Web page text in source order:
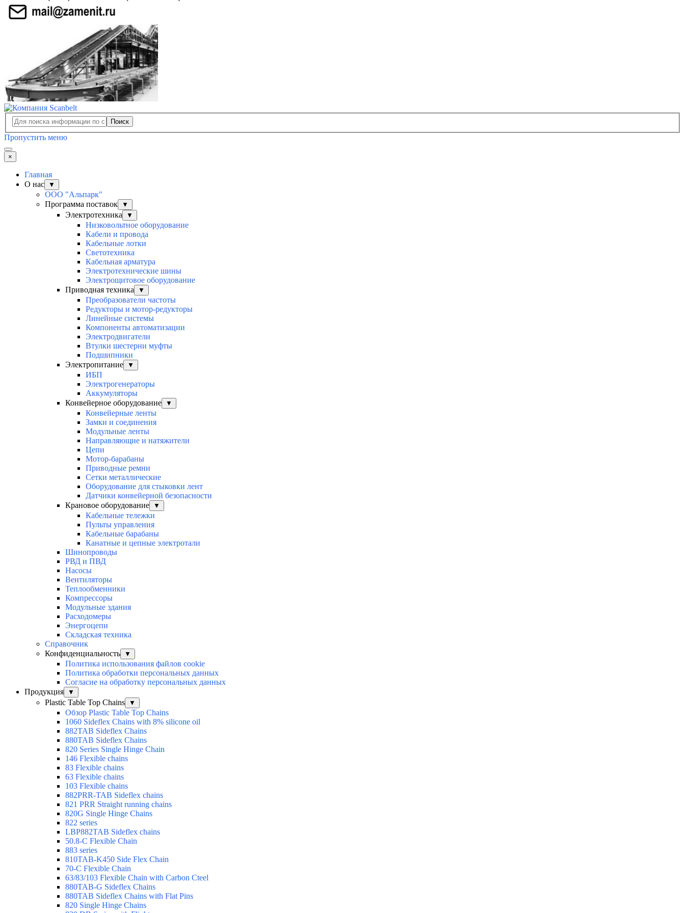
Поиск
Пропустить меню
×
Главная
О нас
▼
ООО "Альпарк"
Программа поставок
▼
Электротехника ▼
Низковольтное оборудование
Кабели и провода
Кабельные лотки
Светотехника
Кабельная арматура
Электротехнические шины
Электрощитовое оборудование
Приводная техника
▼
Преобразователи частоты
Редукторы и мотор-редукторы
Линейные системы
Компоненты автоматизации
Электродвигатели
Втулки шестерни муфты
Подшипники
Электропитание
▼
ИБП
Электрогенераторы
Аккумуляторы
Конвейерное оборудование
▼
Конвейерные ленты
Замки и соединения
Модульные ленты
Направляющие и натяжители
Цепи
Мотор-барабаны
Приводные ремни
Сетки металлические
Оборудование для стыковки лент
Датчики конвейерной безопасности
Крановое оборудование
▼
Кабельные тележки
Пульты управления
Кабельные барабаны
Канатные и цепные электротали
Шинопроводы
РВД и ПВД
Насосы
Вентиляторы
Теплообменники
Компрессоры
Модульные здания
Расходомеры
Энергоцепи
Складская техника
Справочник
Конфиденциальность
▼
Политика использования файлов cookie
Политика обработки персональных данных
Согласие на обработку персональных данных
Продукция
▼
Plastic Table Top Chains ▼
Обзор Plastic Table Top Chains
1060 Sideflex Chains with 8% silicone oil
882TAB Sideflex Chains
880TAB Sideflex Chains
820 Series Single Hinge Chain
146 Flexible chains
83 Flexible chains
63 Flexible chains
103 Flexible chains
882PRR-TAB Sideflex chains
821 PRR Straight running chains
820G Single Hinge Chains
822 series
LBP882TAB Sideflex chains
50.8-C Flexible Chain
883 series
810TAB-K450 Side Flex Chain
70-C Flexible Chain
63/83/103 Flexible Chain with Carbon Cteel
880TAB-G Sideflex Chains
880TAB Sideflex Chains with Flat Pins
820 Single Hinge Chains